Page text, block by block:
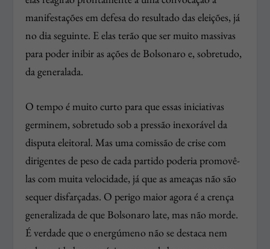
manifestações em defesa do resultado das eleições, já
no dia seguinte. E elas terão que ser muito massivas
para poder inibir as ações de Bolsonaro e, sobretudo,
da generalada.
O tempo é muito curto para que essas iniciativas
germinem, sobretudo sob a pressão inexorável da
disputa eleitoral. Mas uma comissão de crise com
dirigentes de peso de cada partido poderia promovê-
las com muita velocidade, já que as ameaças não são
sequer disfarçadas. O perigo maior agora é a crença
generalizada de que Bolsonaro late, mas não morde.
É verdade que o energúmeno não se destaca nem